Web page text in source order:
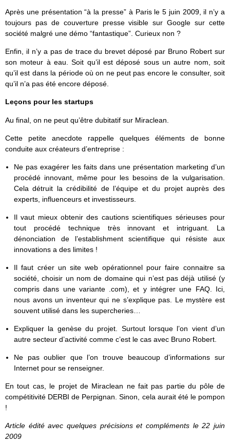
Après une présentation “à la presse” à Paris le 5 juin 2009, il n’y a
toujours pas de couverture presse visible sur Google sur cette
société malgré une démo “fantastique”. Curieux non ?
Enfin, il n’y a pas de trace du brevet déposé par Bruno Robert sur
son moteur à eau. Soit qu’il est déposé sous un autre nom, soit
qu’il est dans la période où on ne peut pas encore le consulter, soit
qu’il n’a pas été encore déposé.
Leçons pour les startups
Au final, on ne peut qu’être dubitatif sur Miraclean.
Cette petite anecdote rappelle quelques éléments de bonne
conduite aux créateurs d’entreprise :
Ne pas exagérer les faits dans une présentation marketing d’un
procédé innovant, même pour les besoins de la vulgarisation.
Cela détruit la crédibilité de l’équipe et du projet auprès des
experts, influenceurs et investisseurs.
Il vaut mieux obtenir des cautions scientifiques sérieuses pour
tout procédé technique très innovant et intriguant. La
dénonciation de l’establishment scientifique qui résiste aux
innovations a des limites !
Il faut créer un site web opérationnel pour faire connaitre sa
société, choisir un nom de domaine qui n’est pas déjà utilisé (y
compris dans une variante .com), et y intégrer une FAQ. Ici,
nous avons un inventeur qui ne s’explique pas. Le mystère est
souvent utilisé dans les supercheries…
Expliquer la genèse du projet. Surtout lorsque l’on vient d’un
autre secteur d’activité comme c’est le cas avec Bruno Robert.
Ne pas oublier que l’on trouve beaucoup d’informations sur
Internet pour se renseigner.
En tout cas, le projet de Miraclean ne fait pas partie du pôle de
compétitivité DERBI de Perpignan. Sinon, cela aurait été le pompon
!
Article édité avec quelques précisions et compléments le 22 juin
2009